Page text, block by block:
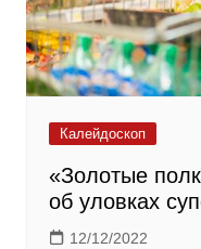
Калейдоскоп
«Золотые
об уловках
12/12/2022